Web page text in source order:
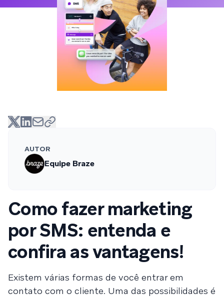
AUTOR
Equipe Braze
Como fazer marketing
por SMS: entenda e
confira as vantagens!
Existem várias formas de você entrar em
contato com o cliente. Uma das possibilidades é